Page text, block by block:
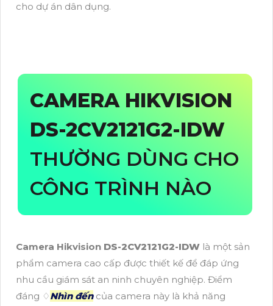
cho dự án dân dụng.
CAMERA HIKVISION
DS-2CV2121G2-IDW
THƯỜNG DÙNG CHO
CÔNG TRÌNH NÀO
Camera Hikvision DS-2CV2121G2-IDW là một sản
phẩm camera cao cấp được thiết kế để đáp ứng
nhu cầu giám sát an ninh chuyên nghiệp. Điểm
đáng ♢Nhìn đếncủa camera này là khả năng